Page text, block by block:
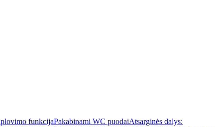
funkcijaPakabinami WC puodaiAtsarginės dalys: